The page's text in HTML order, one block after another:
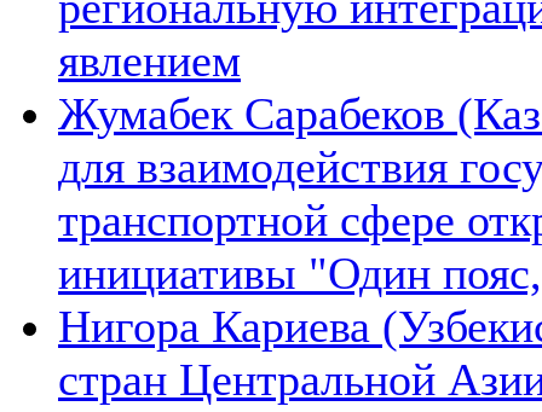
явлением
Жумабек Сарабеков
для взаимодействия
транспортной сфере
инициативы "Один
Нигора Кариева
стран Центральной